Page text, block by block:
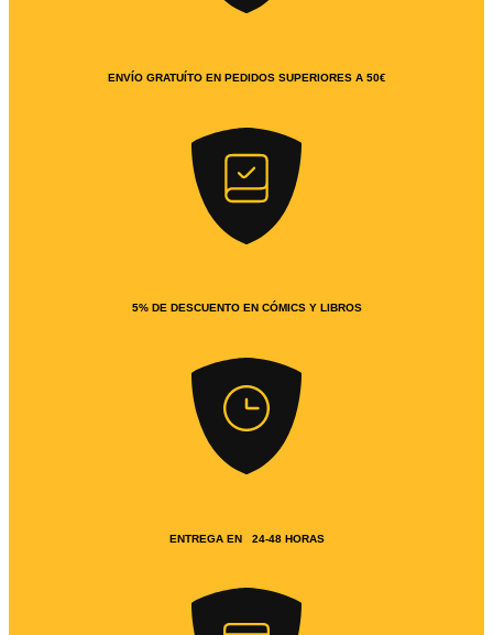
ENVÍO GRATUÍTO EN PEDIDOS SUPERIORES A 50€
5% DE DESCUENTO EN CÓMICS Y LIBROS
ENTREGA EN 24-48 HORAS